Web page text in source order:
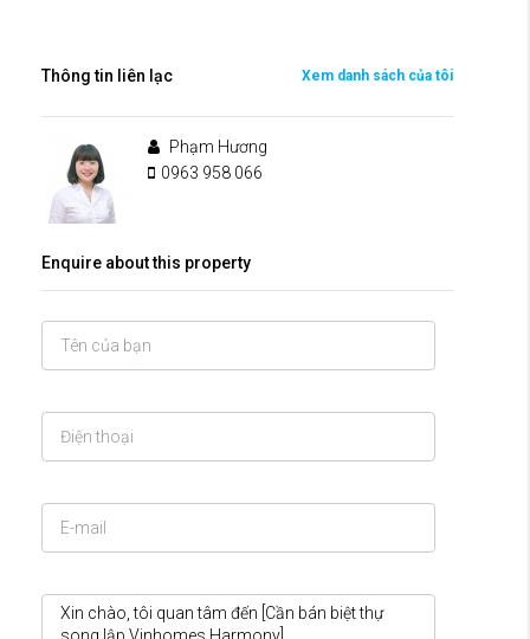
Thông tin liên lạc Xem danh sách của tôi
Phạm Hương
0963 958 066
Enquire about this property